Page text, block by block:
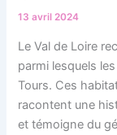
13 avril 2024
Le Val de Loire
parmi lesquels
Tours. Ces
racontent une
et témoigne du